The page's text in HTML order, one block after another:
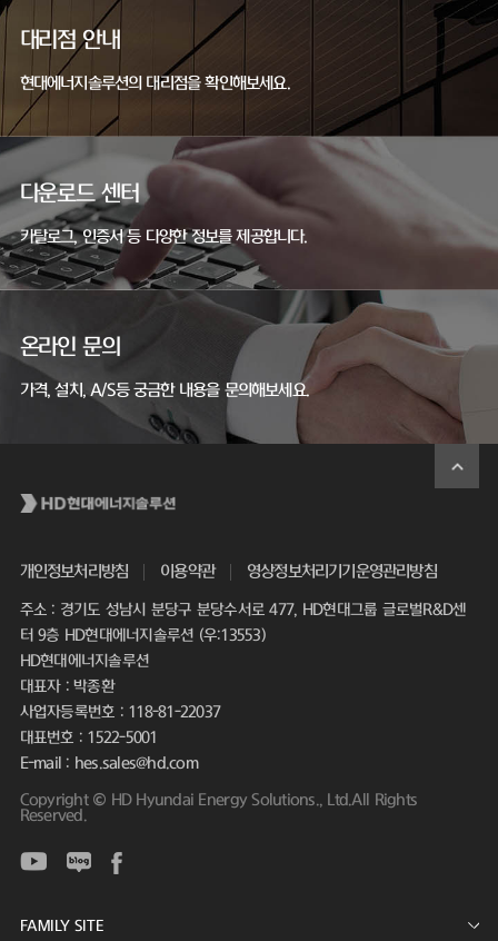
대리점 안내
현대에너지솔루션의 대리점을 확인해보세요.
다운로드 센터
카탈로그, 인증서 등 다양한 정보를 제공합니다.
온라인 문의
가격, 설치, A/S등 궁금한 내용을 문의해보세요.
개인정보처리방침 이용약관 영상정보처리기기운영관리방침
주소 : 경기도 성남시 분당구 분당수서로 477, HD현대그룹 글로벌R&D센
터 9층 HD현대에너지솔루션 (우:13553)
HD현대에너지솔루션
대표자 : 박종환
사업자등록번호 : 118-81-22037
대표번호 : 1522-5001
E-mail : hes.sales@hd.com
Copyright © HD Hyundai Energy Solutions., Ltd.All Rights
Reserved.